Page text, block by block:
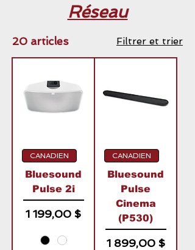
Réseau
20 articles Filtrer et trier
CANADIEN
Bluesound
Pulse 2i
Prix
1 199,00 $
CANADIEN
Bluesound
Pulse
Cinema
(P530)
Prix
1 899,00 $